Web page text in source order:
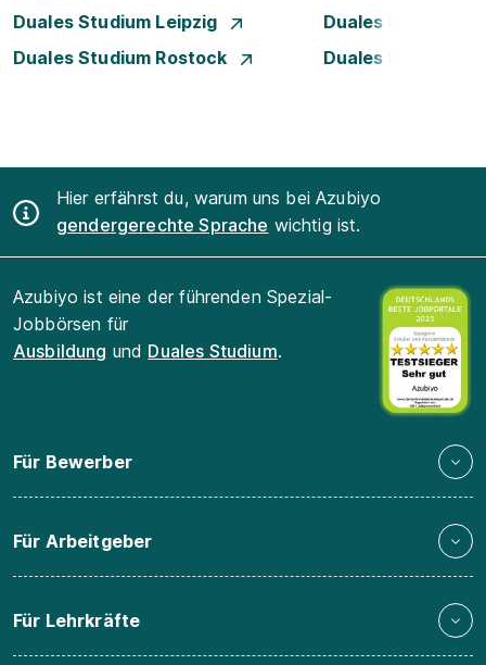
Duales Studium Leipzig
Duales Studium
Duales Studium Rostock
Duales Studium
Hier erfährst du, warum uns bei Azubiyo
gendergerechte Sprache wichtig ist.
Azubiyo ist eine der führenden Spezial-
Jobbörsen für
Ausbildung und Duales Studium.
Für Bewerber
Für Arbeitgeber
Für Lehrkräfte